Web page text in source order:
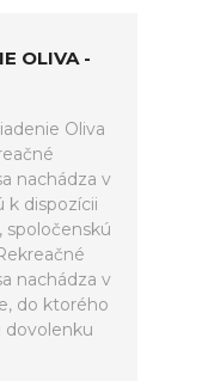
OLIVA -
Oliva
nachádza v
k dispozícii
spoločenskú
nachádza v
do ktorého
dovolenku